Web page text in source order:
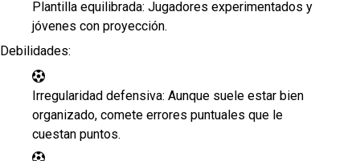
Plantilla equilibrada: Jugadores experimentados y
jóvenes con proyección.
Debilidades:
Irregularidad defensiva: Aunque suele estar bien
organizado, comete errores puntuales que le
cuestan puntos.